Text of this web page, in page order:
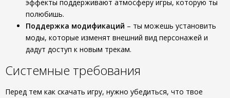
эффекты поддерживают атмосферу игры, которую ты
полюбишь.
Поддержка модификаций – ты можешь установить
моды, которые изменят внешний вид персонажей и
дадут доступ к новым трекам.
Системные требования
Перед тем как скачать игру, нужно убедиться, что твое